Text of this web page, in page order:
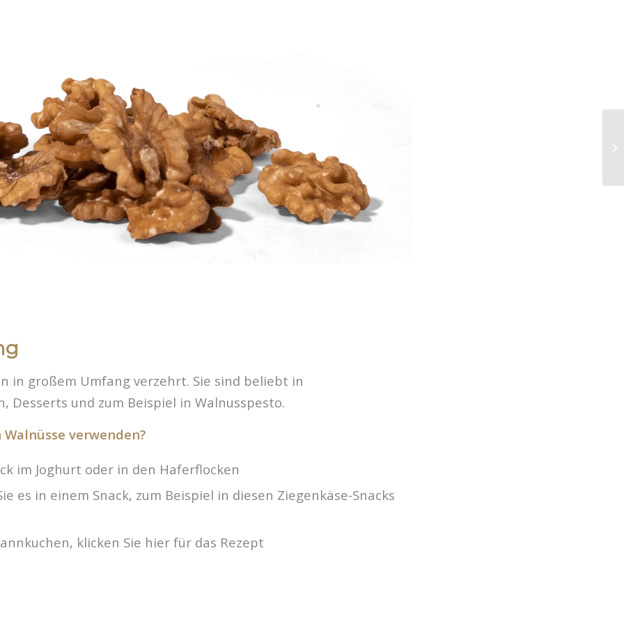
in großem Umfang verzehrt. Sie sind beliebt in
Desserts und zum Beispiel in Walnusspesto.
verwenden?
im Joghurt oder in den Haferflocken
es in einem Snack, zum Beispiel in diesen Ziegenkäse-Snacks
klicken Sie hier für das Rezept